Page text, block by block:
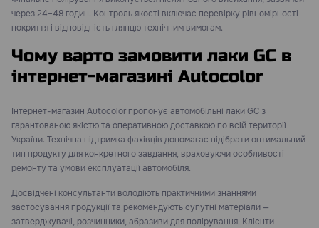
через 24–48 годин. Контроль якості включає перевірку рівномірності
покриття і відповідність глянцю технічним вимогам.
Чому варто замовити лаки GC в
інтернет-магазині Autocolor
Інтернет-магазин Autocolor пропонує автомобільні лаки GC з
гарантованою якістю та оперативною доставкою по всій території
України. Технічна підтримка фахівців допомагає підібрати оптимальний
тип продукту для конкретного завдання, враховуючи особливості
ремонту та умови експлуатації автомобіля.
Досвідчені консультанти володіють практичними знаннями
застосування продукції та рекомендують супутні матеріали —
затверджувачі, розчинники, абразиви для полірування. Клієнти